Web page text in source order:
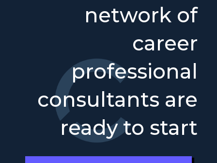
network of
career
professional
consultants are
ready to start